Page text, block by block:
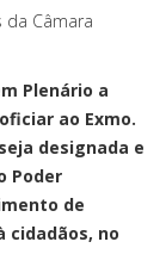
da Câmara
Plenário a
ao Exmo.
designada e
Poder
de
cidadãos, no